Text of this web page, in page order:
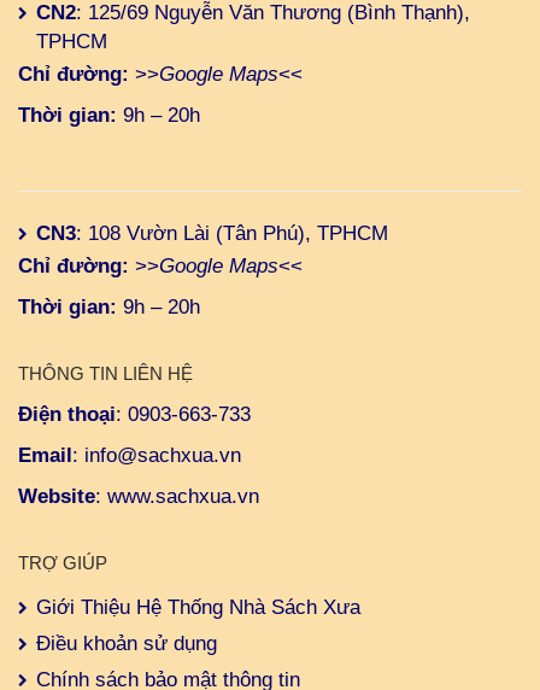
CN2: 125/69 Nguyễn Văn Thương (Bình Thạnh),
TPHCM
Chỉ đường: >>Google Maps<<
Thời gian: 9h – 20h
CN3: 108 Vườn Lài (Tân Phú), TPHCM
Chỉ đường: >>Google Maps<<
Thời gian: 9h – 20h
THÔNG TIN LIÊN HỆ
Điện thoại: 0903-663-733
Email: info@sachxua.vn
Website: www.sachxua.vn
TRỢ GIÚP
Giới Thiệu Hệ Thống Nhà Sách Xưa
Điều khoản sử dụng
Chính sách bảo mật thông tin